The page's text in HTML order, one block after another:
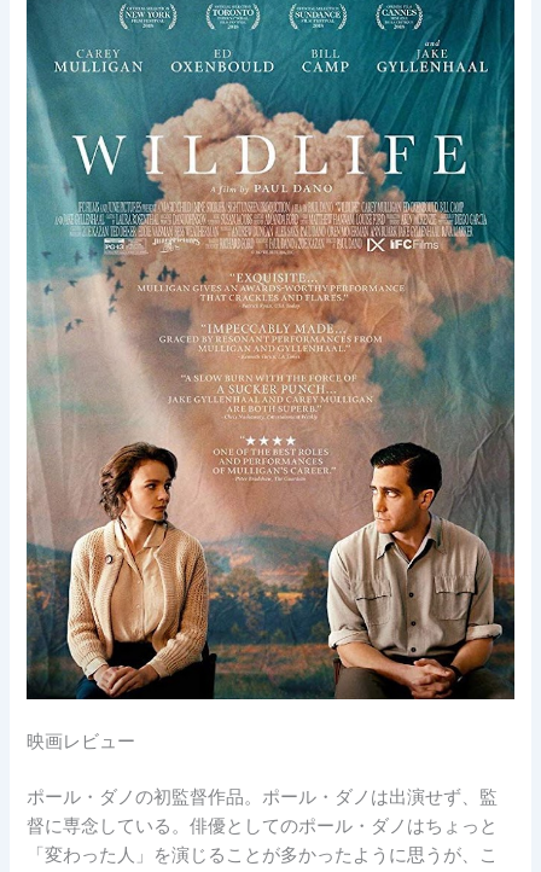
映画レビュー
ポール・ダノの初監督作品。ポール・ダノは出演せず、監
督に専念している。俳優としてのポール・ダノはちょっと
「変わった人」を演じることが多かったように思うが、こ